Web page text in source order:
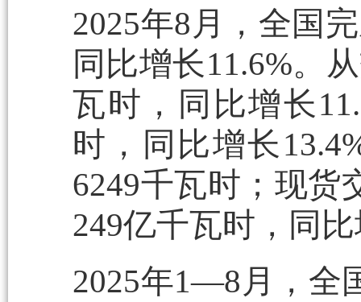
2025年8月，全国
同比增长11.6%。
瓦时，同比增长
时，同比增长
6249千瓦时；现货
249亿千瓦时，同
2025年1—8月，全